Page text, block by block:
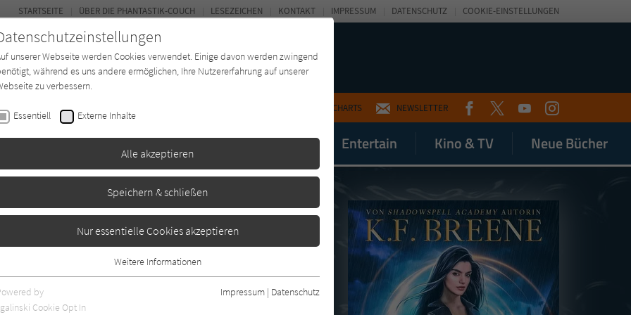
CHARTS NEWSLETTER FACEBOOKTWITTERYOUTUBEINSTAGRAM
Buchtyp Autor*in Magazin Entertain Kino & TV Neue Bücher
STARTSEITE ÜBER DIE PHANTASTIK-COUCH LESEZEICHEN KONTAKT IMPRESSUM DATENSCHUTZ COOKIE-EINSTELLUNGEN
Gemeinschaft
Buch Zwei)
unserer Webseite werden Cookies verwendet. Einige davon werden zwingend
während es uns andere ermöglichen, Ihre Nutzererfahrung auf unserer
zu verbessern.
Essentiell Externe Inhalte
Alle akzeptieren
Speichern & schließen
Nur essentielle Cookies akzeptieren
Essentielle Cookies werden für grundlegende Funktionen der Webseite
benötigt. Dadurch ist gewährleistet, dass die Webseite einwandfrei
Weitere Informationen
by
Cookie Opt In
Impressum | Datenschutz